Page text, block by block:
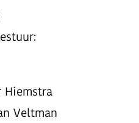
het bestuur:
Hiemstra
Veltman